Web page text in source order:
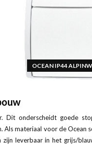
OCEAN IP44
Dit onderscheidt goede
Als materiaal voor de
zijn leverbaar in het grijs/